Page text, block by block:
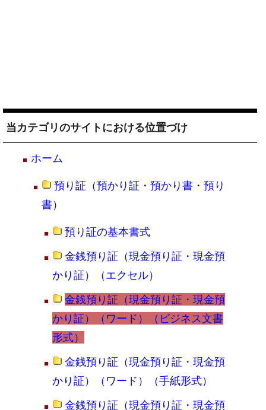
当カテゴリのサイトにおける位置づけ
ホーム
預り証（預かり証・預かり書・預り
書）
預り証の基本書式
金銭預り証（現金預り証・現金預
かり証）（エクセル）
金銭預り証（現金預り証・現金預
かり証）（ワード）（ビジネス文書
形式）
金銭預り証（現金預り証・現金預
かり証）（ワード）（手紙形式）
金銭預り証（現金預り証・現金預